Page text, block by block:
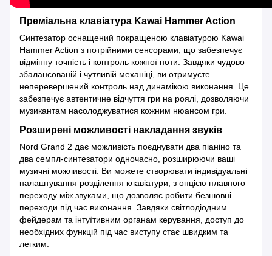
Преміальна клавіатура Kawai Hammer Action
Синтезатор оснащений покращеною клавіатурою Kawai
Hammer Action з потрійними сенсорами, що забезпечує
відмінну точність і контроль кожної ноти. Завдяки чудово
збалансованій і чутливій механіці, ви отримуєте
неперевершений контроль над динамікою виконання. Це
забезпечує автентичне відчуття гри на роялі, дозволяючи
музикантам насолоджуватися кожним нюансом гри.
Розширені можливості накладання звуків
Nord Grand 2 дає можливість поєднувати два піаніно та
два семпл-синтезатори одночасно, розширюючи ваші
музичні можливості. Ви можете створювати індивідуальні
налаштування розділення клавіатури, з опцією плавного
переходу між звуками, що дозволяє робити безшовні
переходи під час виконання. Завдяки світлодіодним
фейдерам та інтуїтивним органам керування, доступ до
необхідних функцій під час виступу стає швидким та
легким.